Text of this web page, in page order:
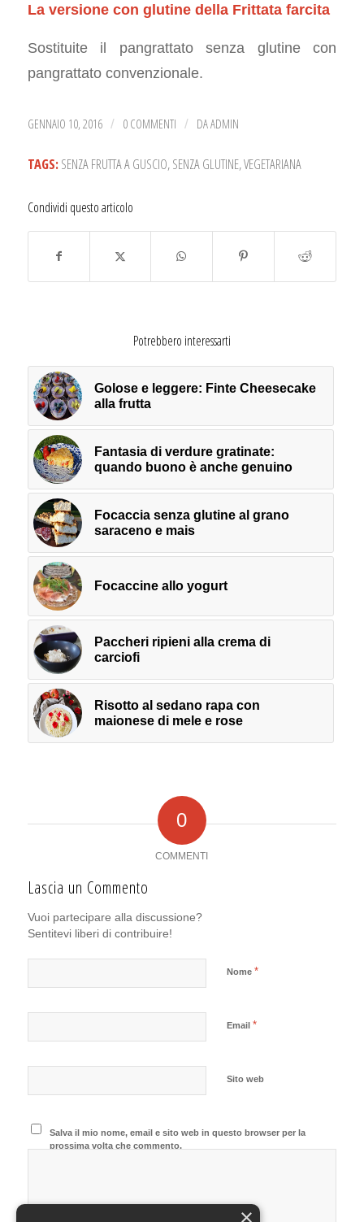
La versione con glutine della Frittata farcita
Sostituite il pangrattato senza glutine con
pangrattato convenzionale.
GENNAIO 10, 2016 / 0 COMMENTI / DAADMIN
TAGS:SENZA FRUTTA A GUSCIO,SENZA GLUTINE,VEGETARIANA
Condividi questo articolo
Potrebbero interessarti
Golose e leggere: Finte Cheesecake
alla frutta
Fantasia di verdure gratinate:
quando buono è anche genuino
Focaccia senza glutine al grano
saraceno e mais
Focaccine allo yogurt
Paccheri ripieni alla crema di
carciofi
Risotto al sedano rapa con
maionese di mele e rose
0
COMMENTI
Lascia un Commento
Vuoi partecipare alla discussione?
Sentitevi liberi di contribuire!
Nome *
Email *
Sito web
Salva il mio nome, email e sito web in questo browser per la
prossima volta che commento.